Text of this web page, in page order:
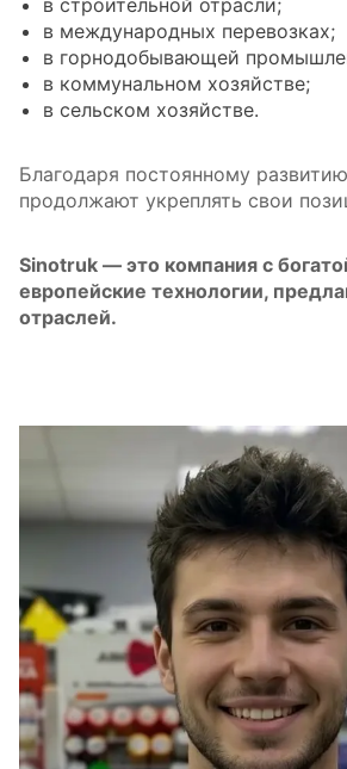
в строительной отрасли;
в международных перевозках;
в горнодобывающей
в коммунальном хозяйстве;
в сельском хозяйстве.
Благодаря постоянному
продолжают укреплять свои
Sinotruk — это компания с
европейские технологии,
отраслей.